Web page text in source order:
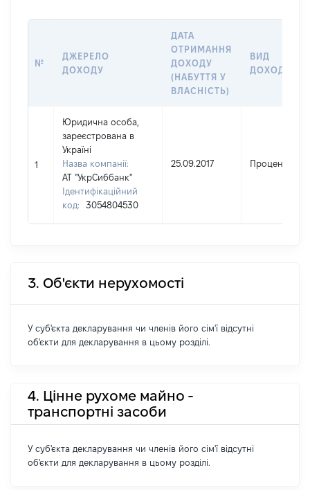
№
ДЖЕРЕЛО
ДОХОДУ
ДАТА
ОТРИМАННЯ
ДОХОДУ
(НАБУТТЯ У
ВЛАСНІСТЬ)
ВИД
ДОХОДУ
1
Юридична особа,
зареєстрована в
Україні
Назва компанії:
АТ "УкрСиббанк"
Ідентифікаційний
код:
3054804530
25.09.2017 Проценти
3. Об'єкти нерухомості
У суб'єкта декларування чи членів його сім'ї відсутні
об'єкти для декларування в цьому розділі.
4. Цінне рухоме майно -
транспортні засоби
У суб'єкта декларування чи членів його сім'ї відсутні
об'єкти для декларування в цьому розділі.